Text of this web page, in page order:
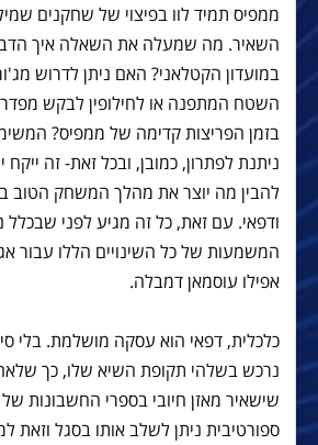
ממפיס תמיד לוו בפיצוי של שחקנים
השאיר. מה שמעלה את השאלה איך הדבר
במועדון הקטלאני? האם ניתן לדרוש
השטח המתפנה או לחילופין לבקש
בזמן הפריצות קדימה של ממפיס?
ניתנת לפתרון, כמובן, ובכל זאת- זה
להבין מה יוצר את מהלך המשחק הטוב
ודפאי. עם זאת, כל זה מגיע לפני
המשמעות של כל השינויים הללו עבור
אפילו עוסמאן דמבלה.
כלכלית, דפאי הוא עסקה מושלמת. בלי
נרכש בשלהי תקופת השיא שלו, כך
שישאיר מאזן חיובי בספרי החשבונות
ספורטיבית ניתן לשלב אותו בסגל וזאת